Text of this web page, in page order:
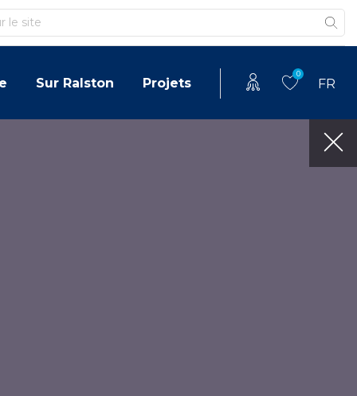
Sur Ralston Projets
0
FR